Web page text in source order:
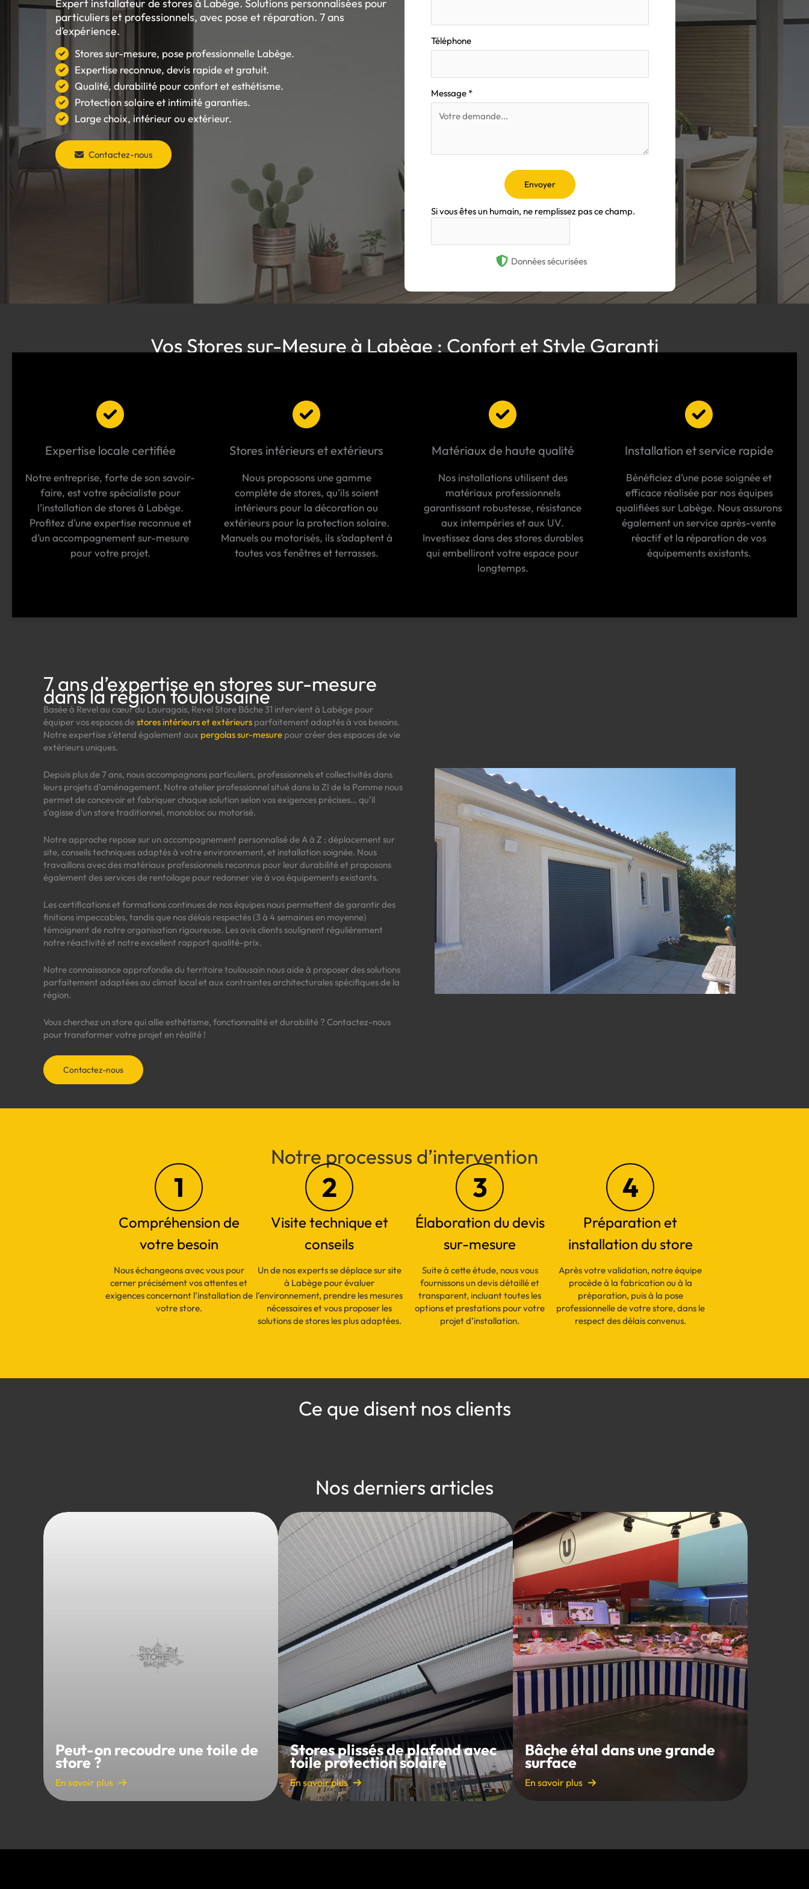
Expert installateur de stores à Labège. Solutions personnalisées pour
particuliers et professionnels, avec pose et réparation. 7 ans
d’expérience.
Stores sur-mesure, pose professionnelle Labège.
Expertise reconnue, devis rapide et gratuit.
Qualité, durabilité pour confort et esthétisme.
Protection solaire et intimité garanties.
Large choix, intérieur ou extérieur.
Contactez-nous
Téléphone
Message *
Envoyer
Si vous êtes un humain, ne remplissez pas ce champ.
Données sécurisées
Vos Stores sur-Mesure à Labège : Confort et Style Garanti
Expertise locale certifiée
Notre entreprise, forte de son savoir-
faire, est votre spécialiste pour
l’installation de stores à Labège.
Profitez d’une expertise reconnue et
d’un accompagnement sur-mesure
pour votre projet.
Stores intérieurs et extérieurs
Nous proposons une gamme
complète de stores, qu’ils soient
intérieurs pour la décoration ou
extérieurs pour la protection solaire.
Manuels ou motorisés, ils s’adaptent à
toutes vos fenêtres et terrasses.
Matériaux de haute qualité
Nos installations utilisent des
matériaux professionnels
garantissant robustesse, résistance
aux intempéries et aux UV.
Investissez dans des stores durables
qui embelliront votre espace pour
longtemps.
Installation et service rapide
Bénéficiez d’une pose soignée et
efficace réalisée par nos équipes
qualifiées sur Labège. Nous assurons
également un service après-vente
réactif et la réparation de vos
équipements existants.
7 ans d’expertise en stores sur-mesure
dans la région toulousaine
Basée à Revel au cœur du Lauragais, Revel Store Bâche 31 intervient à Labège pour
équiper vos espaces destores intérieurs et extérieurs parfaitement adaptés à vos besoins.
Notre expertise s’étend également aux pergolas sur-mesure pour créer des espaces de vie
extérieurs uniques.
Depuis plus de 7 ans, nous accompagnons particuliers, professionnels et collectivités dans
leurs projets d’aménagement. Notre atelier professionnel situé dans la ZI de la Pomme nous
permet de concevoir et fabriquer chaque solution selon vos exigences précises… qu’il
s’agisse d’un store traditionnel, monobloc ou motorisé.
Notre approche repose sur un accompagnement personnalisé de A à Z : déplacement sur
site, conseils techniques adaptés à votre environnement, et installation soignée. Nous
travaillons avec des matériaux professionnels reconnus pour leur durabilité et proposons
également des services de rentoilage pour redonner vie à vos équipements existants.
Les certifications et formations continues de nos équipes nous permettent de garantir des
finitions impeccables, tandis que nos délais respectés (3 à 4 semaines en moyenne)
témoignent de notre organisation rigoureuse. Les avis clients soulignent régulièrement
notre réactivité et notre excellent rapport qualité-prix.
Notre connaissance approfondie du territoire toulousain nous aide à proposer des solutions
parfaitement adaptées au climat local et aux contraintes architecturales spécifiques de la
région.
Vous cherchez un store qui allie esthétisme, fonctionnalité et durabilité ? Contactez-nous
pour transformer votre projet en réalité !
Contactez-nous
Notre processus d’intervention
1
Compréhension de
votre besoin
Nous échangeons avec vous pour
cerner précisément vos attentes et
exigences concernant l’installation de
votre store.
2
Visite technique et
conseils
Un de nos experts se déplace sur site
à Labège pour évaluer
l’environnement, prendre les mesures
nécessaires et vous proposer les
solutions de stores les plus adaptées.
3
Élaboration du devis
sur-mesure
Suite à cette étude, nous vous
fournissons un devis détaillé et
transparent, incluant toutes les
options et prestations pour votre
projet d’installation.
4
Préparation et
installation du store
Après votre validation, notre équipe
procède à la fabrication ou à la
préparation, puis à la pose
professionnelle de votre store, dans le
respect des délais convenus.
Ce que disent nos clients
Nos derniers articles
Peut-on recoudre une toile de
store ?
En savoir plus
Stores plissés de plafond avec
toile protection solaire
En savoir plus
Bâche étal dans une grande
surface
En savoir plus